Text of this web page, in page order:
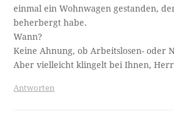
einmal ein Wohnwagen gestanden,
beherbergt habe.
Wann?
Keine Ahnung, ob Arbeitslosen- oder
Aber vielleicht klingelt bei Ihnen, Herr
Antworten